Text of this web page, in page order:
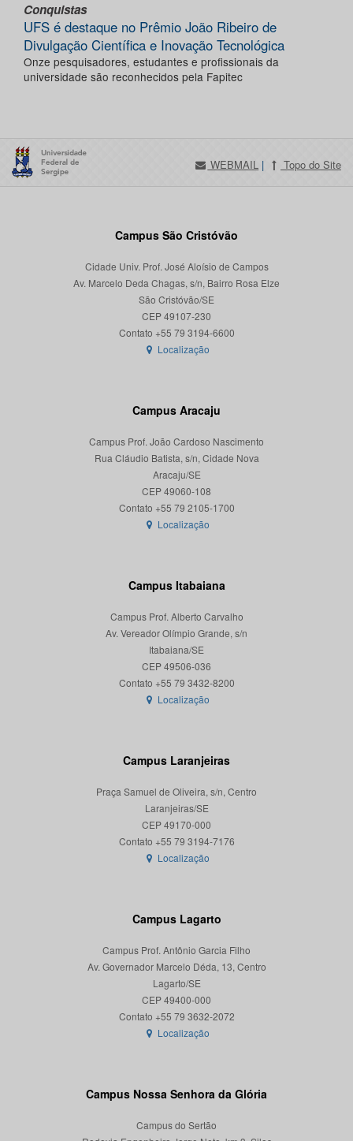
Conquistas
UFS é destaque no Prêmio João Ribeiro de
Divulgação Científica e Inovação Tecnológica
Onze pesquisadores, estudantes e profissionais da
universidade são reconhecidos pela Fapitec
WEBMAIL | Topo do Site
Campus São Cristóvão
Cidade Univ. Prof. José Aloísio de Campos
Av. Marcelo Deda Chagas, s/n, Bairro Rosa Elze
São Cristóvão/SE
CEP 49107-230
Localização
Campus Aracaju
Campus Prof. João Cardoso Nascimento
Rua Cláudio Batista, s/n, Cidade Nova
Aracaju/SE
CEP 49060-108
Localização
Campus Itabaiana
Campus Prof. Alberto Carvalho
Av. Vereador Olímpio Grande, s/n
Itabaiana/SE
CEP 49506-036
Localização
Campus Laranjeiras
Praça Samuel de Oliveira, s/n, Centro
Laranjeiras/SE
CEP 49170-000
Localização
Campus Lagarto
Campus Prof. Antônio Garcia Filho
Av. Governador Marcelo Déda, 13, Centro
Lagarto/SE
CEP 49400-000
Localização
Campus Nossa Senhora da Glória
Campus do Sertão